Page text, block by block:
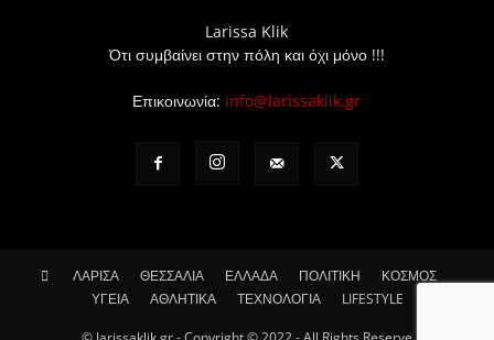
Larissa Klik
Ότι συμβαίνει στην πόλη και όχι μόνο !!!
Επικοινωνία: info@larissaklik.gr
ΛΑΡΙΣΑ ΘΕΣΣΑΛΙΑ ΕΛΛΑΔΑ ΠΟΛΙΤΙΚΗ
ΚΟΣΜΟΣ
ΥΓΕΙΑ
ΑΘΛΗΤΙΚΑ ΤΕΧΝΟΛΟΓΙΑ LIFESTYLE